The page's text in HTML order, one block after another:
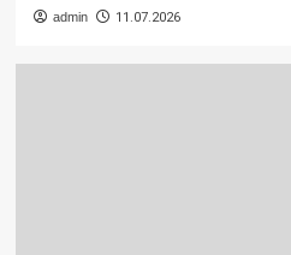
admin 11.07.2026